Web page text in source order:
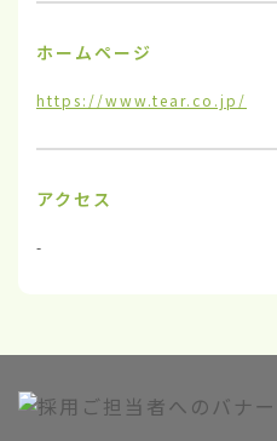
ホームページ
https://www.tear.co.jp/
アクセス
-